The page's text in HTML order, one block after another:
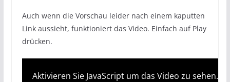
Auch wenn die Vorschau leider nach einem kaputten
Link aussieht, funktioniert das Video. Einfach auf Play
drücken.
Aktivieren Sie JavaScript um das Video zu sehen.